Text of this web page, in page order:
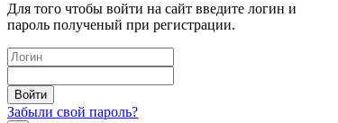
Для того чтобы войти на сайт введите логин и
пароль полученый при регистрации.
Забыли свой пароль?